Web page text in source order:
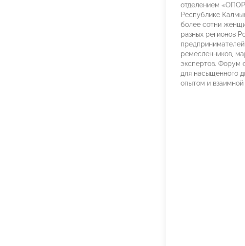
отделением
Республике
более сотни
разных регионов
ремесленников,
экспертов. Форум
для насыщенного
опытом и